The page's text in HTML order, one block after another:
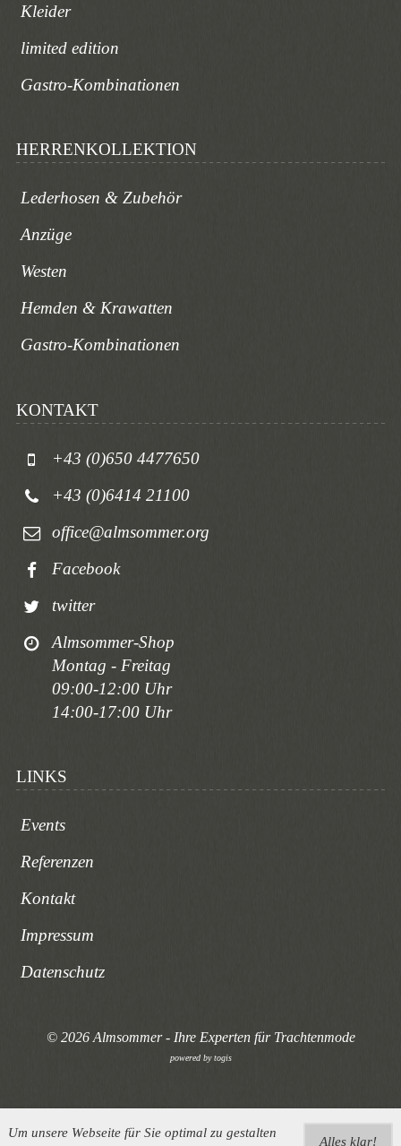
Kleider
limited edition
Gastro-Kombinationen
HERRENKOLLEKTION
Lederhosen & Zubehör
Anzüge
Westen
Hemden & Krawatten
Gastro-Kombinationen
KONTAKT
+43 (0)650 4477650
+43 (0)6414 21100
office@almsommer.org
Facebook
twitter
Almsommer-Shop
Montag - Freitag
09:00-12:00 Uhr
14:00-17:00 Uhr
LINKS
Events
Referenzen
Kontakt
Impressum
Datenschutz
© 2026 Almsommer - Ihre Experten für Trachtenmode
powered bytogis
Alles klar!
Um unsere Webseite für Sie optimal zu gestalten